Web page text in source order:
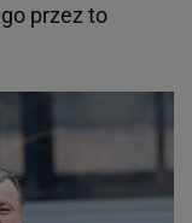
przez to